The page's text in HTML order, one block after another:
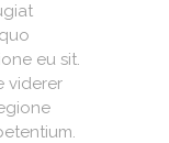
eu sit.
viderer